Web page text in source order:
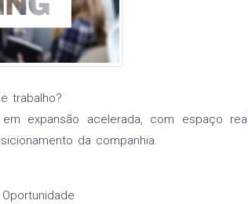
trabalho?
expansão acelerada, com espaço
da companhia.